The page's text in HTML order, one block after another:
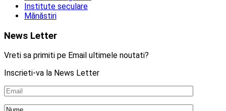
Institute seculare
Mănăstiri
News Letter
Vreti sa primiti pe Email ultimele noutati?
Inscrieti-va la News Letter